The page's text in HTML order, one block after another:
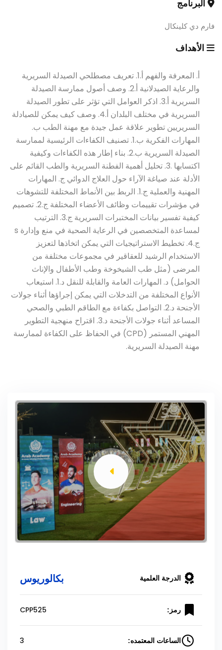
البرنامج
فارم دي كلينكال
الأهداف
أ. المعرفة والفهم أ.1. تعريف مصطلحي الصيدلة السريرية
والرعاية الصيدلانية أ.2. وصف أصول ممارسة الصيدلة
السريرية أ.3. اذكر العوامل التي تؤثر على تطور الصيدلة
السريرية في مختلف البلدان أ.4. وصف كيف يمكن للصيادلة
السريريين تطوير علاقة عمل جيدة مع مهنة الطب ب.
المهارات الفكرية ب.1. تصنيف الكفاءات الرئيسية لممارسة
الصيدلة السريرية ب.2. بناء إطار هذه الكفاءات وكيفية
اكتسابها .3. تحليل أهمية الفطنة السريرية والطب القائم على
الأدلة عند صياغة الآراء حول العلاج الدوائي ج. المهارات
المهنية والعملية ج.1. الربط بين الأنماط المختلفة للتشوهات
في مؤشرات تقييمات وظائف الأعضاء المختلفة ج.2. تصميم
كيفية تفسير بيانات المختبرات السريرية ج.3. الترتيب
لمساعدة المتخصصين في الرعاية الصحية في منع وإدارة s
ج.4. تخطيط الاستراتيجيات التي يمكن اتخاذها لتعزيز
الاستخدام الرشيد للعقاقير في مجموعات مختلفة من
المرضى (مثل طب الشيخوخة وطب الأطفال والإناث
الحوامل) د. المهارات العامة والقابلة للنقل د.1. استيعاب
الأنواع المختلفة من التدخلات التي يمكن إجراؤها أثناء جولات
الأجنحة د.2. التواصل بكفاءة مع الطاقم الطبي والصحي
المساعد أثناء جولات الأجنحة د.3. اقتراح منهجية التطوير
المهني المستمر (CPD) في الحفاظ على الكفاءة لممارسة
مهنة الصيدلة السريرية.
الدرجة العلمية بكالوريوس
رمز: CPP525
الساعات المعتمده: 3